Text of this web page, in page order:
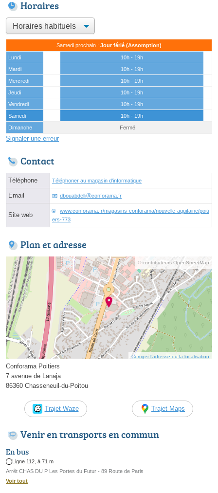
Horaires
Samedi prochain : Jour férié (Assomption)
Lundi
10h - 19h
Mardi
10h - 19h
Mercredi
10h - 19h
Jeudi
10h - 19h
Vendredi
10h - 19h
Samedi
10h - 19h
Dimanche
Fermé
Signaler une erreur
Contact
Téléphone Téléphoner au magasin d'informatique
Email dbouabdelliⓐconforama.fr
Site web
www.conforama.fr/magasins-conforama/nouvelle-aquitaine/poiti
ers-773
Plan et adresse
© contributeurs OpenStreetMap
Corriger l’adresse ou la localisation
Conforama Poitiers
7 avenue de Lanaja
86360 Chasseneuil-du-Poitou
Trajet Waze Trajet Maps
Venir en transports en commun
En bus
Ligne 112, à 71 m
Arrêt CHAS DU P Les Portes du Futur - 89 Route de Paris
Voir tout